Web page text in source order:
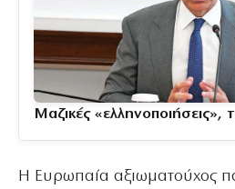
Μαζικές «ελληνοποιήσεις»,
Η Ευρωπαία αξιωματούχος